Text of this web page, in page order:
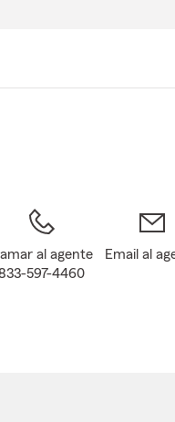
al agente
597-4460
Email al